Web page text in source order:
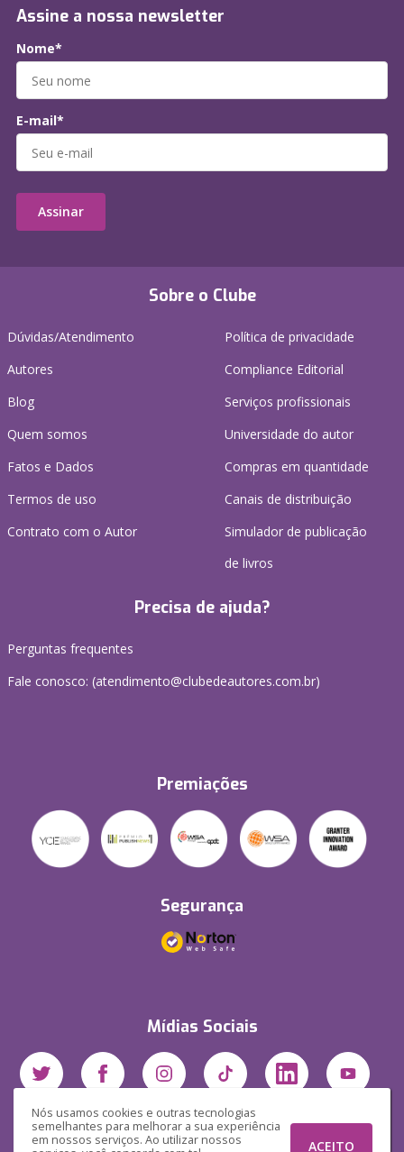
Nós usamos cookies e outras tecnologias
semelhantes para melhorar a sua experiência
em nossos serviços. Ao utilizar nossos
ACEITO
Sobre o Clube
Dúvidas/Atendimento
Autores
Blog
Quem somos
Fatos e Dados
Termos de uso
Contrato com o Autor
Política de privacidade
Compliance Editorial
Serviços profissionais
Universidade do autor
Compras em quantidade
Canais de distribuição
Simulador de publicação
de livros
Precisa de ajuda?
Perguntas frequentes
Fale conosco: (atendimento@clubedeautores.com.br)
Premiações
Segurança
Mídias Sociais
Assine a nossa newsletter
Nome*
E-mail*
Assinar